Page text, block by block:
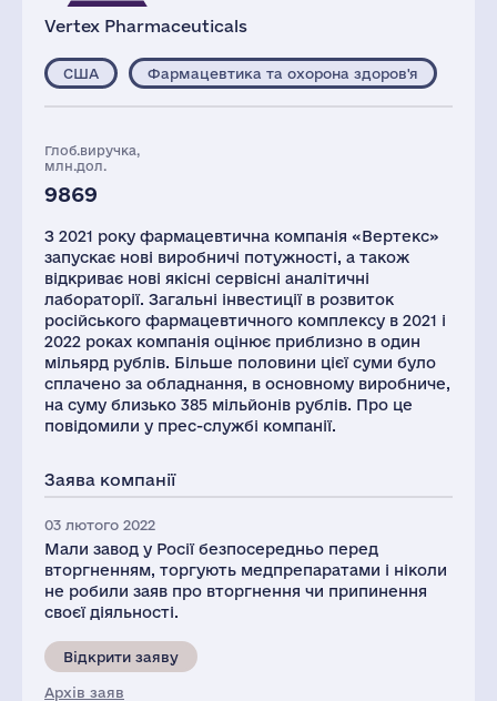
Vertex Pharmaceuticals
США Фармацевтика та охорона здоров'я
Глоб.виручка,
млн.дол.
9869
З 2021 року фармацевтична компанія «Вертекс»
запускає нові виробничі потужності, а також
відкриває нові якісні сервісні аналітичні
лабораторії. Загальні інвестиції в розвиток
російського фармацевтичного комплексу в 2021 і
2022 роках компанія оцінює приблизно в один
мільярд рублів. Більше половини цієї суми було
сплачено за обладнання, в основному виробниче,
на суму близько 385 мільйонів рублів. Про це
повідомили у прес-службі компанії.
Заява компанії
03 лютого 2022
Мали завод у Росії безпосередньо перед
вторгненням, торгують медпрепаратами і ніколи
не робили заяв про вторгнення чи припинення
своєї діяльності.
Відкрити заяву
Архів заяв